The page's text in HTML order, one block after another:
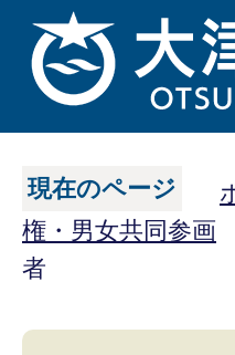
現在のページ
権・男女共同参画
者